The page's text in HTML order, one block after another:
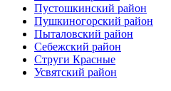
Пустошкинский район
Пушкиногорский район
Пыталовский район
Себежский район
Струги Красные
Усвятский район